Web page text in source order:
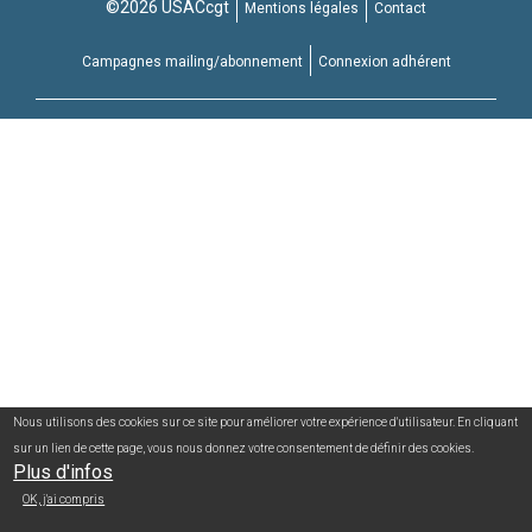
©2026 USACcgt Mentions légales Contact
Campagnes mailing/abonnement Connexion adhérent
Nous utilisons des cookies sur ce site pour améliorer votre expérience d'utilisateur. En cliquant
sur un lien de cette page, vous nous donnez votre consentement de définir des cookies.
Plus d'infos
OK, j'ai compris